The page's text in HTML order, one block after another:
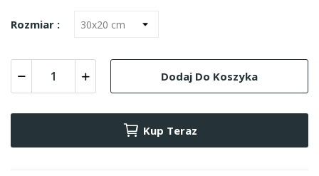
Rozmiar :
Dodaj Do Koszyka
Kup Teraz